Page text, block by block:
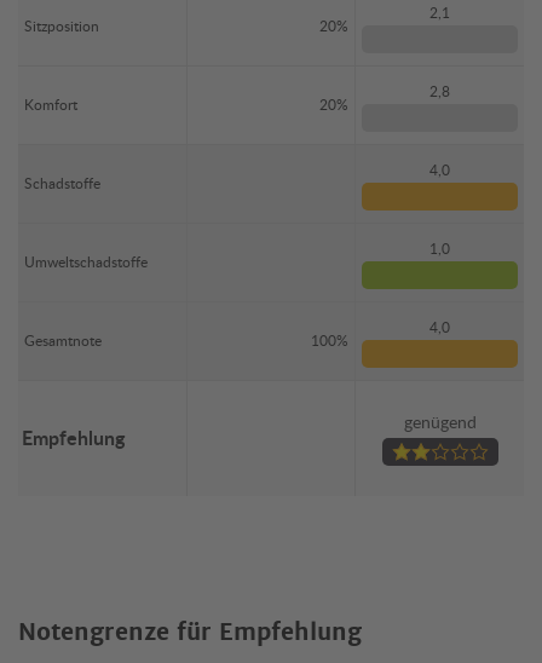
Sitzposition 20%
2,1
Komfort 20%
2,8
Schadstoffe
4,0
Umweltschadstoffe
1,0
Gesamtnote 100%
4,0
Empfehlung
genügend
Notengrenze für Empfehlung